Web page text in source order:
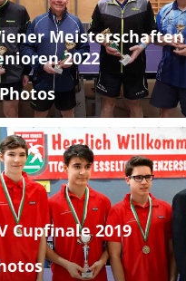
Meisterschaften
2022
Cupfinale 2019